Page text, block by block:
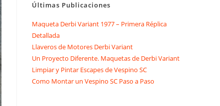
Últimas Publicaciones
Maqueta Derbi Variant 1977 – Primera Réplica
Detallada
Llaveros de Motores Derbi Variant
Un Proyecto Diferente. Maquetas de Derbi Variant
Limpiar y Pintar Escapes de Vespino SC
Como Montar un Vespino SC Paso a Paso